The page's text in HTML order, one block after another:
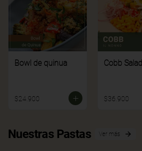
Bowl de quinua
$24.900
Cobb Salad
$36.900
Nuestras Pastas Ver más